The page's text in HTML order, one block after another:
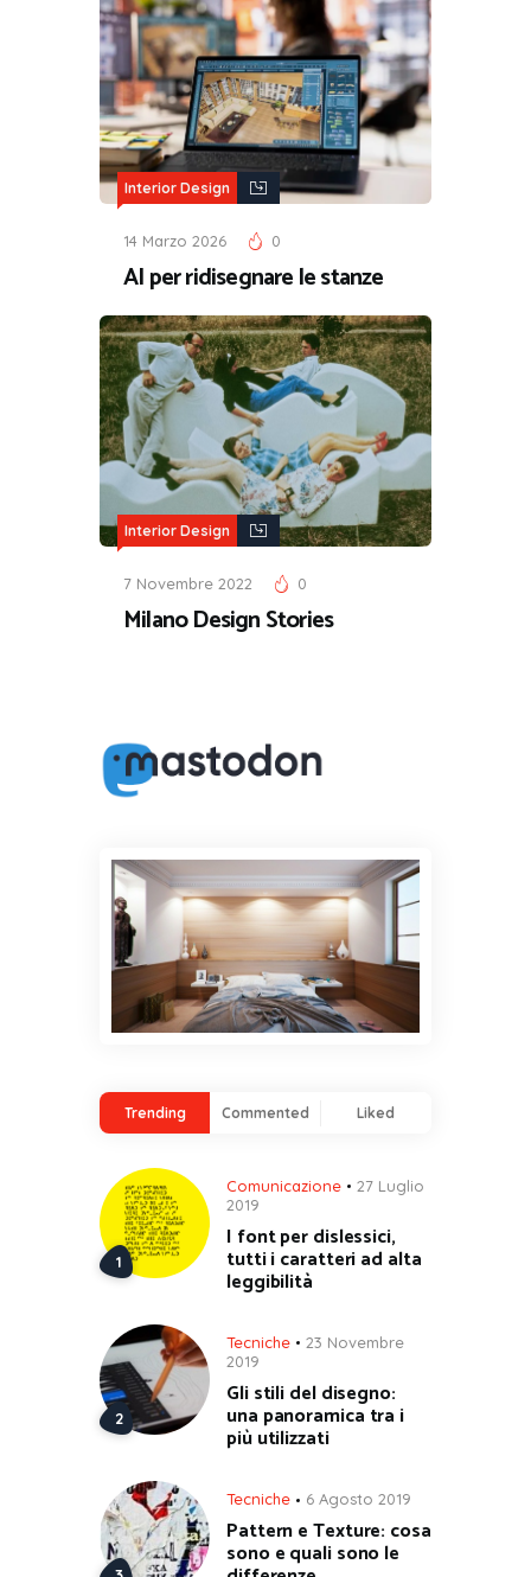
Interior Design
14 Marzo 2026 0
AI per ridisegnare le stanze
Interior Design
7 Novembre 2022 0
Milano Design Stories
Trending Commented Liked
Comunicazione
27 Luglio
2019
I font per dislessici,
tutti i caratteri ad alta
leggibilità
Tecniche
23 Novembre
2019
Gli stili del disegno:
una panoramica tra i
più utilizzati
Tecniche 6 Agosto 2019
Pattern e Texture: cosa
sono e quali sono le